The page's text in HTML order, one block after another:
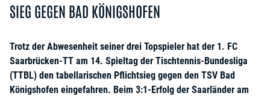
SIEG GEGEN BAD KÖNIGSHOFEN
Trotz der Abwesenheit seiner drei Topspieler hat der 1. FC
Saarbrücken-TT am 14. Spieltag der Tischtennis-Bundesliga
(TTBL) den tabellarischen Pflichtsieg gegen den TSV Bad
Königshofen eingefahren. Beim 3:1-Erfolg der Saarländer am